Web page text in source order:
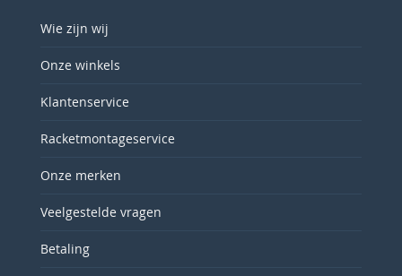
Wie zijn wij
Onze winkels
Klantenservice
Racketmontageservice
Onze merken
Veelgestelde vragen
Betaling